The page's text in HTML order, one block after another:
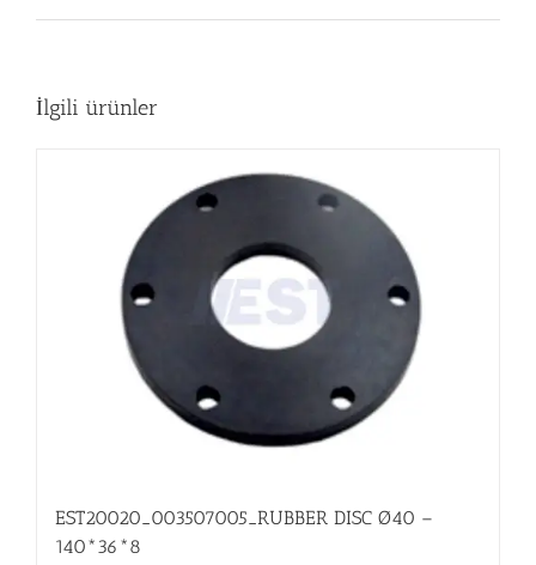
İlgili ürünler
EST20020_003507005_RUBBER DISC Ø40 –
140*36*8